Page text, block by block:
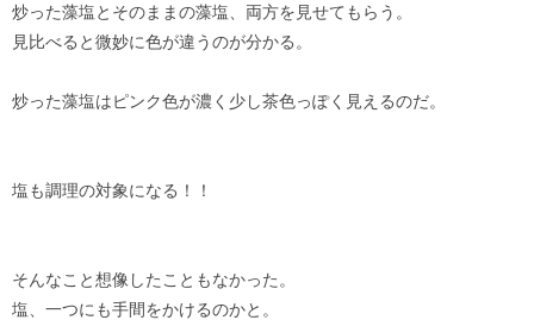
炒った藻塩とそのままの藻塩、両方を見せてもらう。
見比べると微妙に色が違うのが分かる。
炒った藻塩はピンク色が濃く少し茶色っぽく見えるのだ。
塩も調理の対象になる！！
そんなこと想像したこともなかった。
塩、一つにも手間をかけるのかと。